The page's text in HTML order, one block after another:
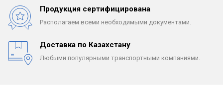
Продукция сертифицирована
Располагаем всеми необходимыми документами.
Доставка по Казахстану
Любыми популярными транспортными компаниями.